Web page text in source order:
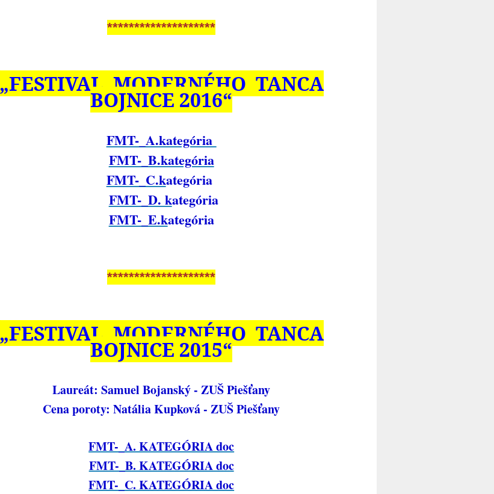
********************
„FESTIVAL MODERNÉHO TANCA
BOJNICE 2016“
FMT-_A.kategória
FMT-_B.kategória
FMT-_C.kategória
FMT-_D. kategória
FMT-_E.kategória
********************
„FESTIVAL MODERNÉHO TANCA
BOJNICE 2015“
Laureát: Samuel Bojanský - ZUŠ Piešťany
Cena poroty: Natália Kupková - ZUŠ Piešťany
FMT-_A. KATEGÓRIA doc
FMT-_B. KATEGÓRIA doc
FMT-_C. KATEGÓRIA doc